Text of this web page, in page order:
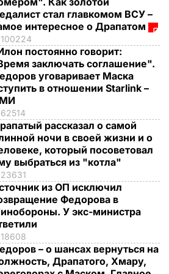
стал главкомом ВСУ –
интересное о Драпатом
100224
постоянно говорит:
заключать соглашение".
уговаривает Маска
в отношении Starlink –
62514
рассказал о самой
ночи в своей жизни и о
который посоветовал
выбраться из "котла"
23631
из ОП исключил
Федорова в
У экс-министра
18608
– о шансах вернуться на
Драпатого, Хмару,